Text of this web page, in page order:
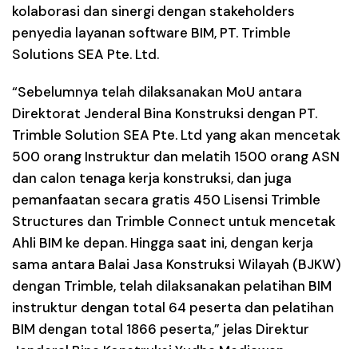
kolaborasi dan sinergi dengan stakeholders
penyedia layanan software BIM, PT. Trimble
Solutions SEA Pte. Ltd.
“Sebelumnya telah dilaksanakan MoU antara
Direktorat Jenderal Bina Konstruksi dengan PT.
Trimble Solution SEA Pte. Ltd yang akan mencetak
500 orang Instruktur dan melatih 1500 orang ASN
dan calon tenaga kerja konstruksi, dan juga
pemanfaatan secara gratis 450 Lisensi Trimble
Structures dan Trimble Connect untuk mencetak
Ahli BIM ke depan. Hingga saat ini, dengan kerja
sama antara Balai Jasa Konstruksi Wilayah (BJKW)
dengan Trimble, telah dilaksanakan pelatihan BIM
instruktur dengan total 64 peserta dan pelatihan
BIM dengan total 1866 peserta,” jelas Direktur